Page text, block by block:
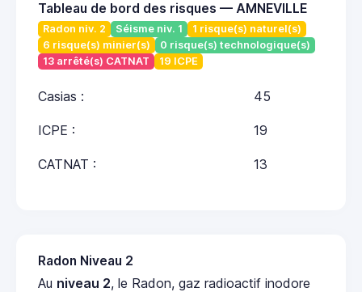
Tableau de bord des risques — AMNEVILLE
Radon niv. 2 Séisme niv. 1
1 risque(s) naturel(s)
6 risque(s) minier(s)
0 risque(s) technologique(s)
13 arrêté(s) CATNAT
19 ICPE
Casias : 45
ICPE : 19
CATNAT : 13
Radon Niveau 2
Au niveau 2, le Radon, gaz radioactif inodore